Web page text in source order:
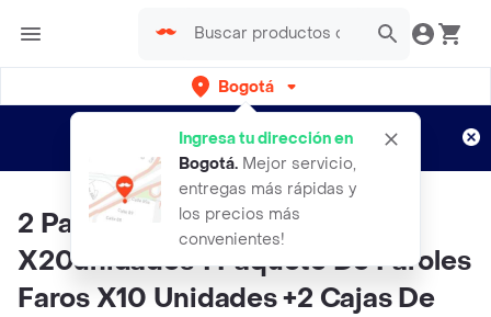
Bogotá
Ingresa tu dirección en
Bogotá. Mejor servicio,
entregas más rápidas y
los precios más
convenientes!
envíos gratis por semanas
Aplican TyC
2 Paquetes De Velas 14cm
X20unidades 1 Paquete De Faroles
Faros X10 Unidades +2 Cajas De